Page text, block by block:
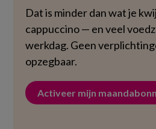
Dat is minder dan wat je
cappuccino — en veel
werkdag. Geen
opzegbaar.
Activeer mijn